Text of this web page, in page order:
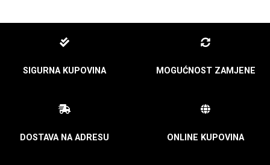
SIGURNA KUPOVINA MOGUĆNOST ZAMJENE
DOSTAVA NA ADRESU ONLINE KUPOVINA